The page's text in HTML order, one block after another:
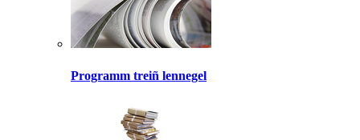
Programm treiñ lennegel